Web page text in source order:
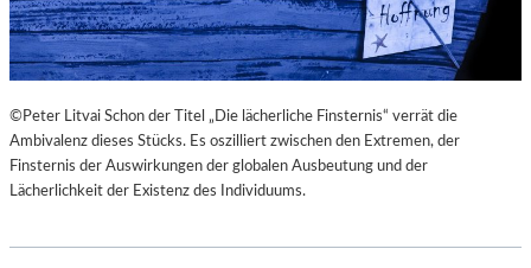
©Peter Litvai Schon der Titel „Die lächerliche Finsternis“ verrät die
Ambivalenz dieses Stücks. Es oszilliert zwischen den Extremen, der
Finsternis der Auswirkungen der globalen Ausbeutung und der
Lächerlichkeit der Existenz des Individuums.